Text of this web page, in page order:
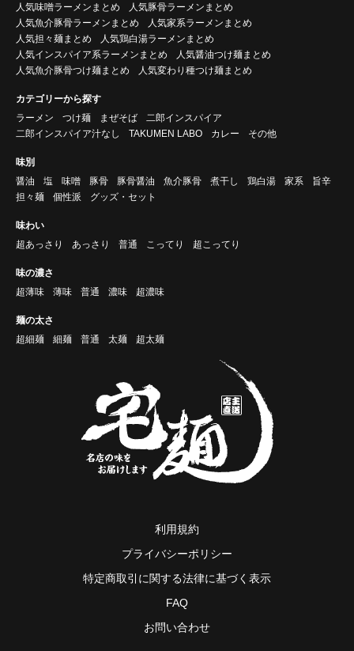
人気味噌ラーメンまとめ
人気豚骨ラーメンまとめ
人気魚介豚骨ラーメンまとめ
人気家系ラーメンまとめ
人気担々麺まとめ
人気鶏白湯ラーメンまとめ
人気インスパイア系ラーメンまとめ
人気醤油つけ麺まとめ
人気魚介豚骨つけ麺まとめ
人気変わり種つけ麺まとめ
カテゴリーから探す
ラーメン
つけ麺 まぜそば
二郎インスパイア
二郎インスパイア汁なし
TAKUMEN LABO カレー その他
味別
醤油
塩 味噌 豚骨 豚骨醤油 魚介豚骨 煮干し 鶏白湯 家系
旨辛
担々麺
個性派 グッズ・セット
味わい
超あっさり
あっさり 普通 こってり 超こってり
味の濃さ
超薄味
薄味 普通 濃味 超濃味
麺の太さ
超細麺
細麺 普通 太麺 超太麺
利用規約
プライバシーポリシー
特定商取引に関する法律に基づく表示
FAQ
お問い合わせ